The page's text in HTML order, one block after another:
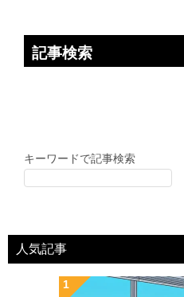
記事検索
キーワードで記事検索
人気記事